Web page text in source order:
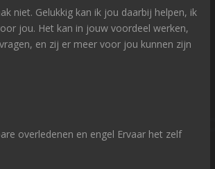
niet. Gelukkig kan ik jou daarbij helpen, ik
jou. Het kan in jouw voordeel werken,
en zij er meer voor jou kunnen zijn
overledenen en engel Ervaar het zelf